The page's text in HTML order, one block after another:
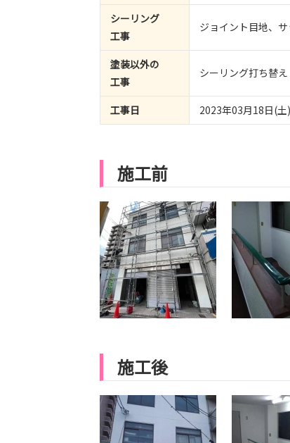
シーリング
工事
ジョイント目地、サ
塗装以外の
工事
シーリング打ち替え
工事日 2023年03月18日(土)
施工前
施工後